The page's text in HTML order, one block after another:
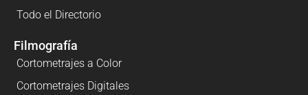
Todo el Directorio
Filmografía
Cortometrajes a Color
Cortometrajes Digitales